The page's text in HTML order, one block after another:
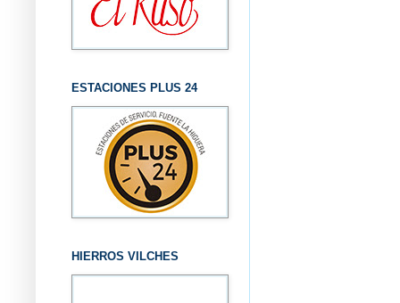
ESTACIONES PLUS 24
HIERROS VILCHES